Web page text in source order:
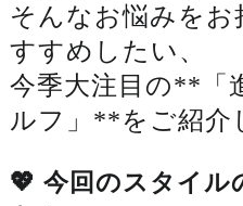
そんなお悩みを
すすめしたい、
今季大注目の**「
ルフ」**をご紹介
💖 今回のスタイル